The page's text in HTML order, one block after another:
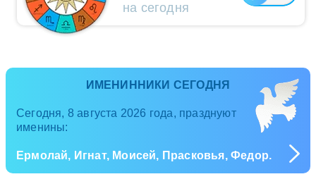
на сегодня
ИМЕНИННИКИ СЕГОДНЯ
Сегодня, 8 августа 2026 года, празднуют
именины:
Ермолай, Игнат, Моисей, Прасковья, Федор.